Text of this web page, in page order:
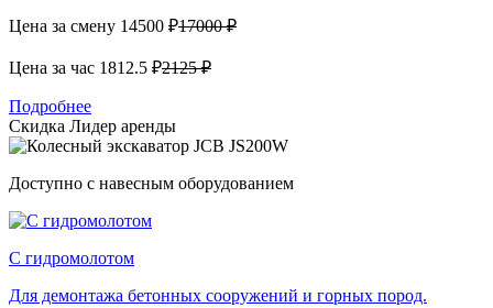
Цена за смену 14500 ₽17000 ₽
Цена за час 1812.5 ₽2125 ₽
Подробнее
Скидка Лидер аренды
Доступно с навесным оборудованием
С гидромолотом
Для демонтажа бетонных сооружений и горных пород.